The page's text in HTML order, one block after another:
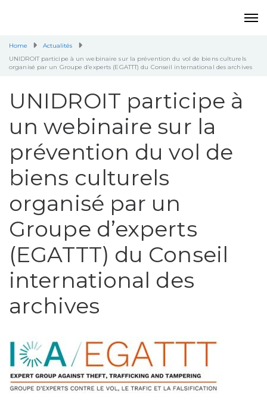
Home
Actualités
UNIDROIT participe à un webinaire sur la prévention du vol de biens culturels
organisé par un Groupe d’experts (EGATTT) du Conseil international des archives
UNIDROIT participe à
un webinaire sur la
prévention du vol de
biens culturels
organisé par un
Groupe d’experts
(EGATTT) du Conseil
international des
archives